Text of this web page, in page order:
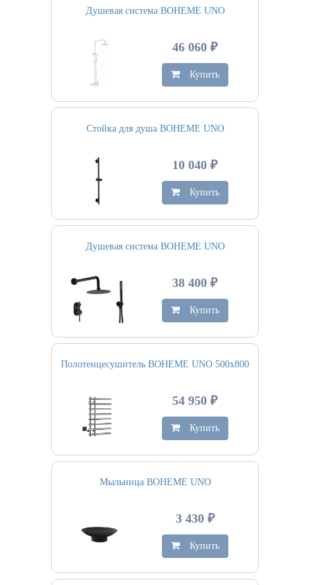
Душевая система BOHEME UNO
46 060 ₽
Купить
Стойка для душа BOHEME UNO
10 040 ₽
Купить
Душевая система BOHEME UNO
38 400 ₽
Купить
Полотенцесушитель BOHEME UNO 500х800
54 950 ₽
Купить
Мыльница BOHEME UNO
3 430 ₽
Купить